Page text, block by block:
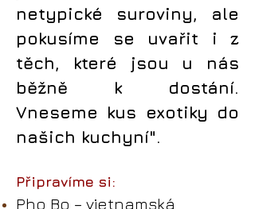
netypické suroviny, ale
pokusíme se uvařit i z
těch, které jsou u nás
běžně k dostání.
Vneseme kus exotiky do
našich kuchyní".
Připravíme si:
Pho Bo – vietnamská